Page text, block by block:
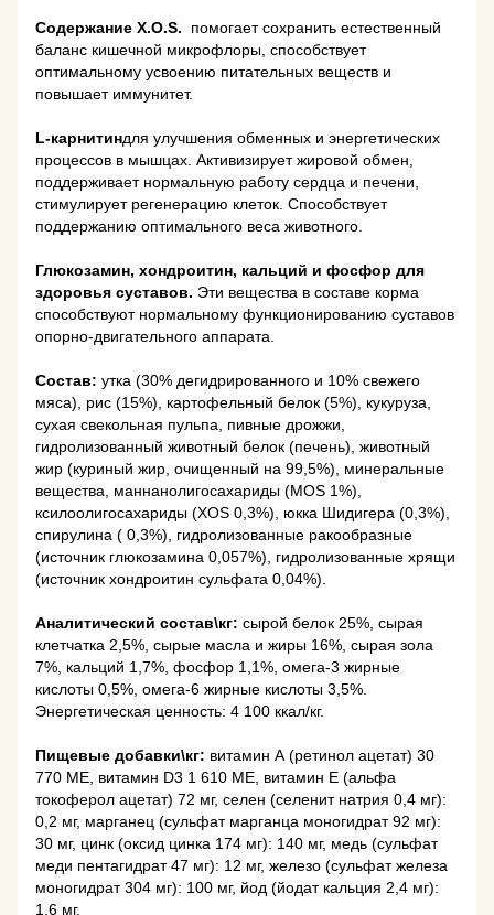
Содержание X.O.S.
помогает сохранить естественный
баланс кишечной микрофлоры, способствует
оптимальному усвоению питательных веществ и
повышает иммунитет.
L-карнитиндля улучшения обменных и энергетических
процессов в мышцах. Активизирует жировой обмен,
поддерживает нормальную работу сердца и печени,
стимулирует регенерацию клеток. Способствует
поддержанию оптимального веса животного.
Глюкозамин, хондроитин, кальций и фосфор для
здоровья суставов. Эти вещества в составе корма
способствуют нормальному функционированию суставов
опорно-двигательного аппарата.
Состав: утка (30% дегидрированного и 10% свежего
мяса), рис (15%), картофельный белок (5%), кукуруза,
сухая свекольная пульпа, пивные дрожжи,
гидролизованный животный белок (печень), животный
жир (куриный жир, очищенный на 99,5%), минеральные
вещества, маннанолигосахариды (MOS 1%),
ксилоолигосахариды (ХOS 0,3%), юкка Шидигера (0,3%),
спирулина ( 0,3%), гидролизованные ракообразные
(источник глюкозамина 0,057%), гидролизованные хрящи
(источник хондроитин сульфата 0,04%).
Аналитический состав\кг: сырой белок 25%, сырая
клетчатка 2,5%, сырые масла и жиры 16%, сырая зола
7%, кальций 1,7%, фосфор 1,1%, омега-3 жирные
кислоты 0,5%, омега-6 жирные кислоты 3,5%.
Энергетическая ценность: 4 100 ккал/кг.
Пищевые добавки\кг: витамин А (ретинол ацетат) 30
770 МЕ, витамин D3 1 610 МЕ, витамин Е (альфа
токоферол ацетат) 72 мг, селен (селенит натрия 0,4 мг):
0,2 мг, марганец (сульфат марганца моногидрат 92 мг):
30 мг, цинк (оксид цинка 174 мг): 140 мг, медь (сульфат
меди пентагидрат 47 мг): 12 мг, железо (сульфат железа
моногидрат 304 мг): 100 мг, йод (йодат кальция 2,4 мг):
1,6 мг.